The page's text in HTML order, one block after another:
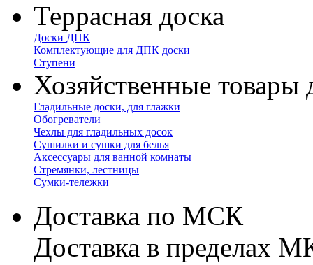
Террасная доска
Доски ДПК
Комплектующие для ДПК доски
Ступени
Хозяйственные товары
Гладильные доски, для глажки
Обогреватели
Чехлы для гладильных досок
Сушилки и сушки для белья
Аксессуары для ванной комнаты
Стремянки, лестницы
Сумки-тележки
Доставка по МСК
Доставка в пределах